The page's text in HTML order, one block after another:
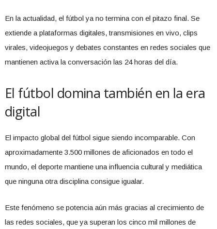
En la actualidad, el fútbol ya no termina con el pitazo final. Se
extiende a plataformas digitales, transmisiones en vivo, clips
virales, videojuegos y debates constantes en redes sociales que
mantienen activa la conversación las 24 horas del día.
El fútbol domina también en la era
digital
El impacto global del fútbol sigue siendo incomparable. Con
aproximadamente 3.500 millones de aficionados en todo el
mundo, el deporte mantiene una influencia cultural y mediática
que ninguna otra disciplina consigue igualar.
Este fenómeno se potencia aún más gracias al crecimiento de
las redes sociales, que ya superan los cinco mil millones de